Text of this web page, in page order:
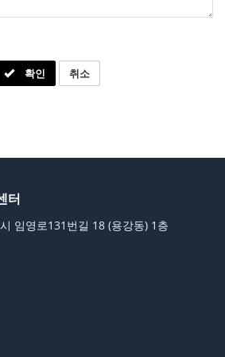
확인 취소
터
임영로131번길 18 (용강동) 1층